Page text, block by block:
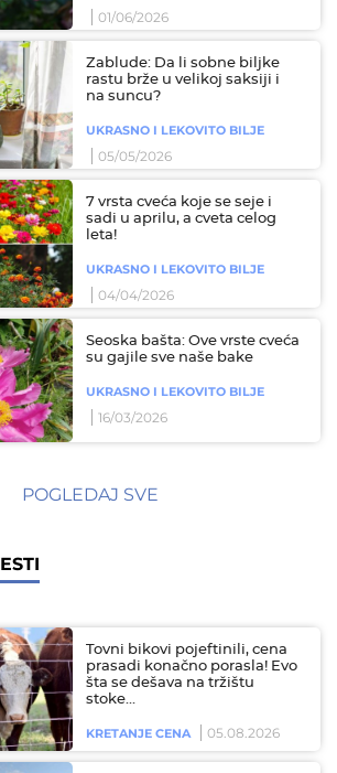
01/06/2026
Zablude: Da li sobne biljke
rastu brže u velikoj saksiji i
na suncu?
UKRASNO I LEKOVITO BILJE
05/05/2026
7 vrsta cveća koje se seje i
sadi u aprilu, a cveta celog
leta!
UKRASNO I LEKOVITO BILJE
04/04/2026
Seoska bašta: Ove vrste cveća
su gajile sve naše bake
UKRASNO I LEKOVITO BILJE
16/03/2026
POGLEDAJ SVE
Tovni bikovi pojeftinili, cena
prasadi konačno porasla! Evo
šta se dešava na tržištu
stoke…
KRETANJE CENA 05.08.2026